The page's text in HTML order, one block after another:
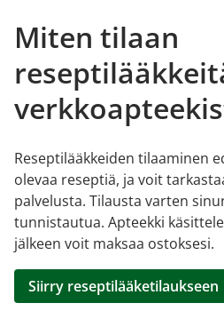
Miten tilaan
Reseptilääkkeiden tilaaminen
olevaa reseptiä, ja voit
palvelusta. Tilausta varten
tunnistautua. Apteekki
jälkeen voit maksaa ostoksesi.
Siirry reseptilääketilaukseen